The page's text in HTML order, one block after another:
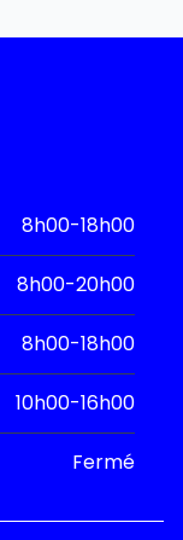
8h00-18h00
8h00-20h00
8h00-18h00
10h00-16h00
Fermé